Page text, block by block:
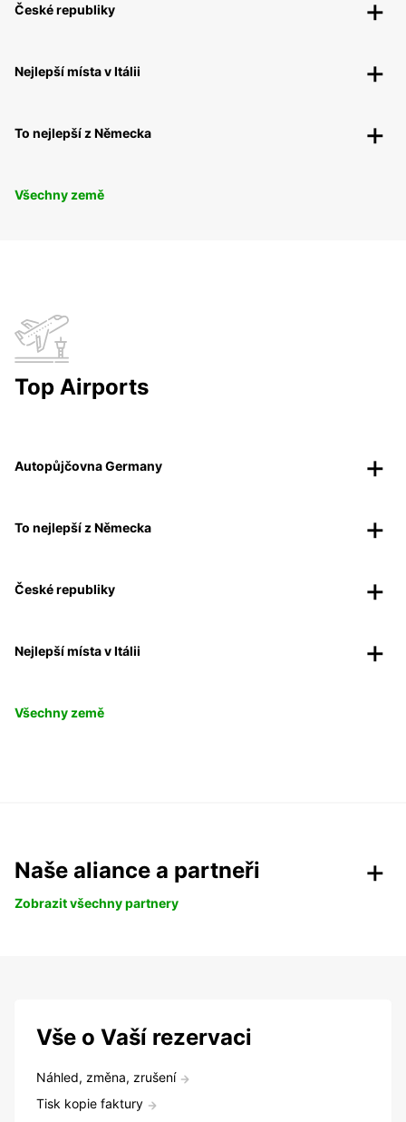
České republiky
Nejlepší místa v Itálii
To nejlepší z Německa
Všechny země
Top Airports
Autopůjčovna Germany
To nejlepší z Německa
České republiky
Nejlepší místa v Itálii
Všechny země
Naše aliance a partneři
Zobrazit všechny partnery
Vše o Vaší rezervaci
Náhled, změna, zrušení
Tisk kopie faktury